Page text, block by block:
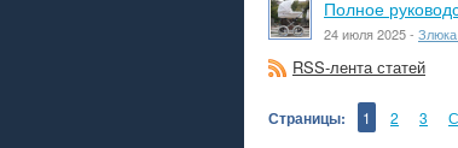
Полное
24 июля 2025 -
RSS-лента статей
Страницы: 1 2 3